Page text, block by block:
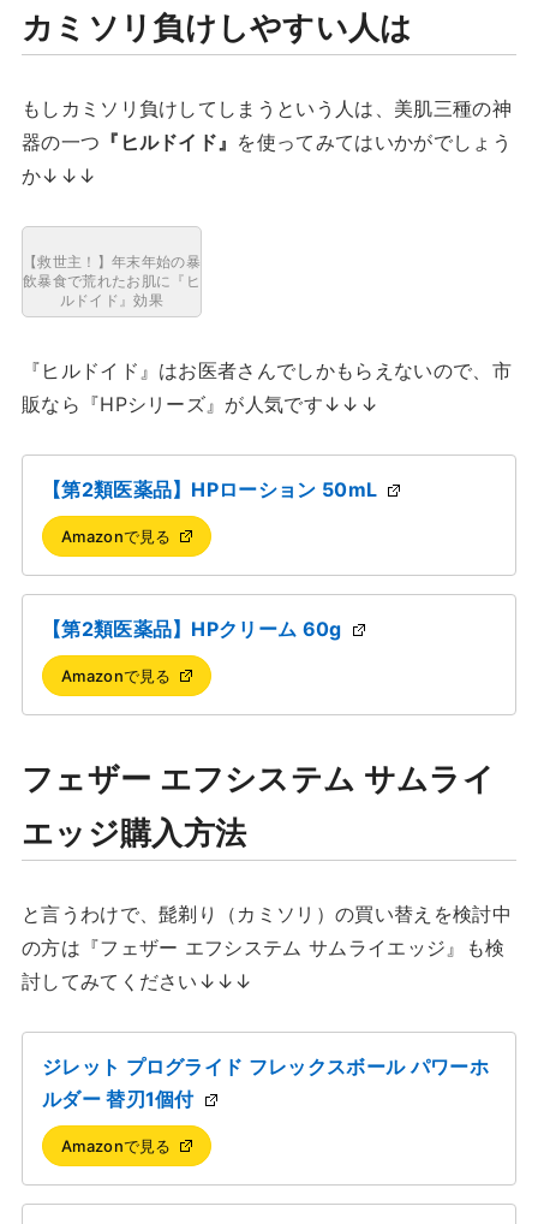
カミソリ負けしやすい人は
もしカミソリ負けしてしまうという人は、美肌三種の神
器の一つ 『ヒルドイド』 を使ってみてはいかがでしょう
か↓↓↓
【救世主！】年末年始の暴
飲暴食で荒れたお肌に『ヒ
ルドイド』効果
『ヒルドイド』はお医者さんでしかもらえないので、市
販なら『HPシリーズ』が人気です↓↓↓
【第2類医薬品】HPローション 50mL
Amazonで見る
【第2類医薬品】HPクリーム 60g
Amazonで見る
フェザー エフシステム サムライ
エッジ購入方法
と言うわけで、髭剃り（カミソリ）の買い替えを検討中
の方は『フェザー エフシステム サムライエッジ』も検
討してみてください↓↓↓
ジレット プログライド フレックスボール パワーホ
ルダー 替刃1個付
Amazonで見る